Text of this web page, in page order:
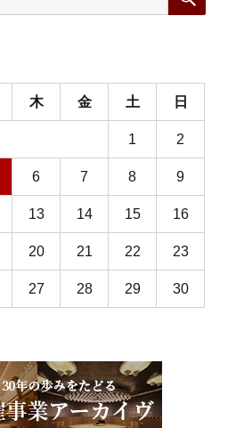
木 金 土 日
1 2
6 7 8 9
13 14 15 16
20 21 22 23
27 28 29 30